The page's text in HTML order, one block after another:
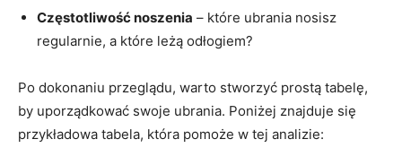
Częstotliwość noszenia – które ubrania nosisz
regularnie, a które leżą odłogiem?
Po dokonaniu przeglądu, warto stworzyć prostą tabelę,
by uporządkować swoje ubrania. Poniżej znajduje się
przykładowa tabela, która pomoże w tej analizie: